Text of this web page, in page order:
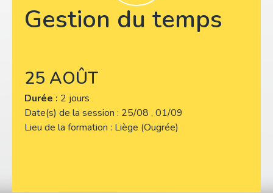
Gestion du temps
25 AOÛT
Durée : 2 jours
Date(s) de la session 25/08 , 01/09
Lieu de la formation Liège (Ougrée)